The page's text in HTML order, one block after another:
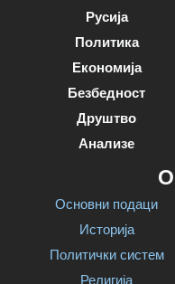
Русија
Политика
Економија
Безбедност
Друштво
Анализе
О
Основни подаци
Историја
Политички систем
Религија